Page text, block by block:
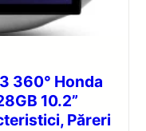
360° Honda
10.2”
Păreri